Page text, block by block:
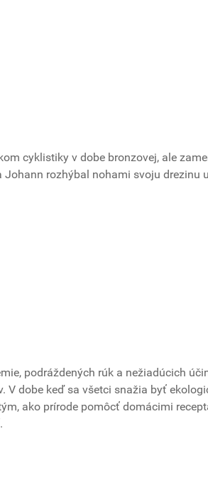
cyklistiky v dobe bronzovej, ale
rozhýbal nohami svoju drezinu
podráždených rúk a nežiadúcich
V dobe keď sa všetci snažia byť
ako prírode pomôcť domácimi